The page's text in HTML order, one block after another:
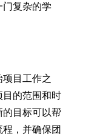
复杂的学
项目工作之
的范围和时
目标可以帮
，并确保团